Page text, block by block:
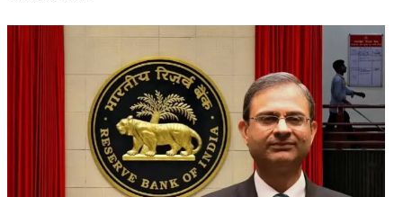
05 Aug 2026 13 Views
आरबीआई ने ब्याज दर को 5.25 प्रतिशत पर बरकरार रखा